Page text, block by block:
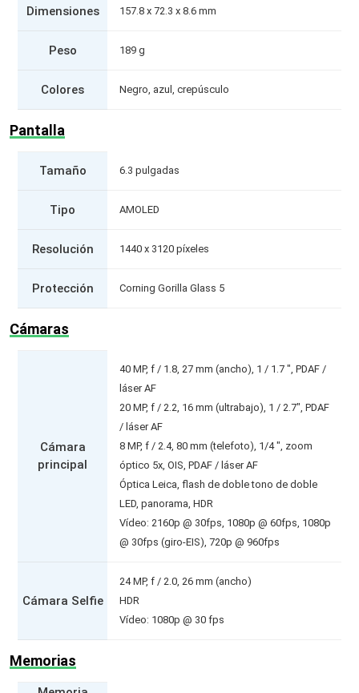
Dimensiones 157.8 x 72.3 x 8.6 mm
Peso 189 g
Colores Negro, azul, crepúsculo
Pantalla
Tamaño 6.3 pulgadas
Tipo AMOLED
Resolución 1440 x 3120 píxeles
Protección Corning Gorilla Glass 5
Cámaras
Cámara
principal
40 MP, f / 1.8, 27 mm (ancho), 1 / 1.7 ", PDAF /
láser AF
20 MP, f / 2.2, 16 mm (ultrabajo), 1 / 2.7", PDAF
/ láser AF
8 MP, f / 2.4, 80 mm (telefoto), 1/4 ", zoom
óptico 5x, OIS, PDAF / láser AF
Óptica Leica, flash de doble tono de doble
LED, panorama, HDR
Vídeo: 2160p @ 30fps, 1080p @ 60fps, 1080p
@ 30fps (giro-EIS), 720p @ 960fps
Cámara Selfie
24 MP, f / 2.0, 26 mm (ancho)
HDR
Vídeo: 1080p @ 30 fps
Memorias